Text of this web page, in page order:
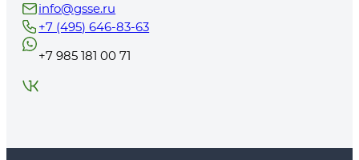
водостойкость, прочность, высокие эксплуатационные свойства,
необходимый вид и объем. Доставка осуществляется в течение
info@gsse.ru
+7 (495) 646-83-63
+7 985 181 00 71